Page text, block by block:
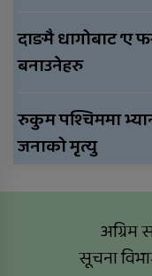
दाङमै धागोबाट ‘ए
बनाउनेहरु
रुकुम पश्चिममा
जनाको मृत्यु
अग्रिम
सूचना